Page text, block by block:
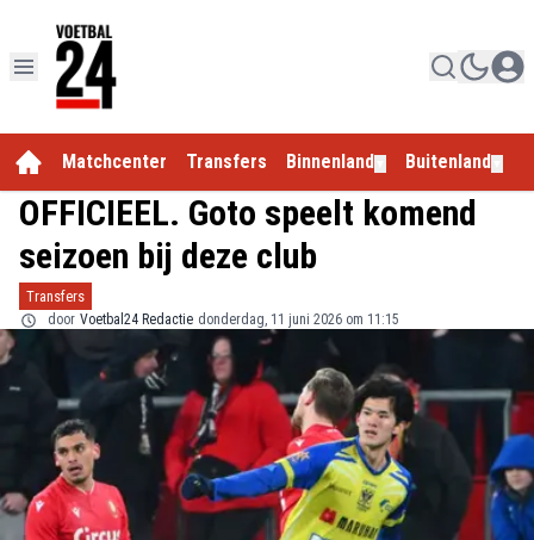
Matchcenter Transfers Binnenland Buitenland
OFFICIEEL. Goto speelt komend
seizoen bij deze club
Transfers
door Voetbal24 Redactie donderdag, 11 juni 2026 om 11:15